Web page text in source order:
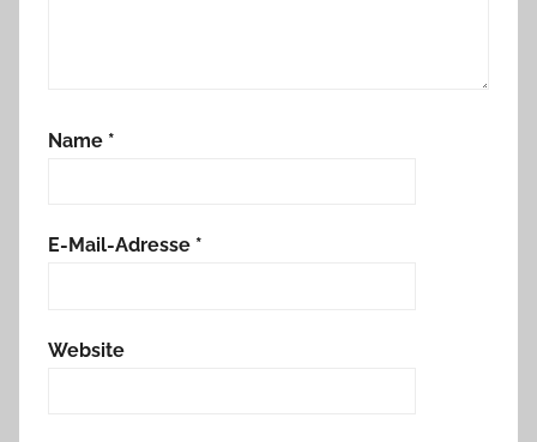
Name *
E-Mail-Adresse *
Website